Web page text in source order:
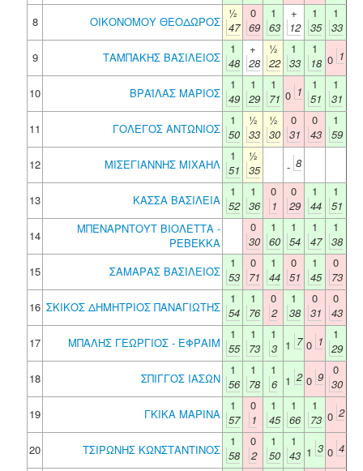
8
ΟΙΚΟΝΟΜΟΥ ΘΕΟΔΩΡΟΣ
½
47
0
69
1
63
+
12
1
35
1
33
9
ΤΑΜΠΑΚΗΣ ΒΑΣΙΛΕΙΟΣ
1
48
+
28
½
22
1
33
1
18 0 1
10 ΒΡΑΪΛΑΣ ΜΑΡΙΟΣ
1
49
1
29
1
71 0 1
1
51
1
31
11
ΓΟΛΕΓΟΣ ΑΝΤΩΝΙΟΣ
1
50
½
33
½
30
0
31
0
43
1
59
12
ΜΙΣΕΓΙΑΝΝΗΣ ΜΙΧΑΗΛ
1
51
½
35
- 8
13 ΚΑΣΣΑ ΒΑΣΙΛΕΙΑ
1
52
1
36
0
1
0
29
1
44
1
51
14
ΜΠΕΝΑΡΝΤΟΥΤ ΒΙΟΛΕΤΤΑ -
ΡΕΒΕΚΚΑ
0
30
1
60
1
54
1
47
1
38
15
ΣΑΜΑΡΑΣ ΒΑΣΙΛΕΙΟΣ
1
53
0
71
1
44
0
51
1
45
0
73
16 ΣΚΙΚΟΣ ΔΗΜΗΤΡΙΟΣ ΠΑΝΑΓΙΩΤΗΣ
1
54
1
76
0
2
1
38
0
31
0
43
17
ΜΠΑΛΗΣ ΓΕΩΡΓΙΟΣ - ΕΦΡΑΙΜ
1
55
1
73
1
3 1 7 0 1
1
29
18
ΣΠΙΓΓΟΣ ΙΑΣΩΝ
1
56
1
78
1
6 1 2 0 9
0
30
19
ΓΚΙΚΑ ΜΑΡΙΝΑ
1
57
0
1
1
45
1
66
1
73 0 2
20 ΤΣΙΡΩΝΗΣ ΚΩΝΣΤΑΝΤΙΝΟΣ
1
58
0
2
1
50
1
43 1 3 0 4